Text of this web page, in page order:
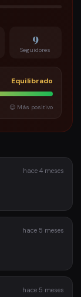
9
Seguidores
Equilibrado
😊 Más positivo
hace 4 meses
hace 5 meses
hace 5 meses